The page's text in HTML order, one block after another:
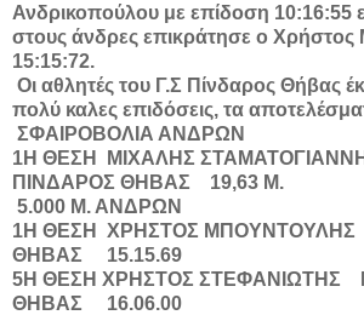
Ανδρικοπούλου με επίδοση 10:16:55
στους άνδρες επικράτησε ο
15:15:72.
Οι αθλητές του Γ.Σ Πίνδαρος Θήβας
πολύ καλες επιδόσεις, τα
ΣΦΑΙΡΟΒΟΛΙΑ ΑΝΔΡΩΝ
1Η ΘΕΣΗ ΜΙΧΑΛΗΣ
ΠΙΝΔΑΡΟΣ ΘΗΒΑΣ 19,63 Μ.
5.000 Μ. ΑΝΔΡΩΝ
1Η ΘΕΣΗ ΧΡΗΣΤΟΣ ΜΠΟΥΝΤΟΥΛΗΣ
ΘΗΒΑΣ 15.15.69
5Η ΘΕΣΗ ΧΡΗΣΤΟΣ ΣΤΕΦΑΝΙΩΤΗΣ
ΘΗΒΑΣ 16.06.00